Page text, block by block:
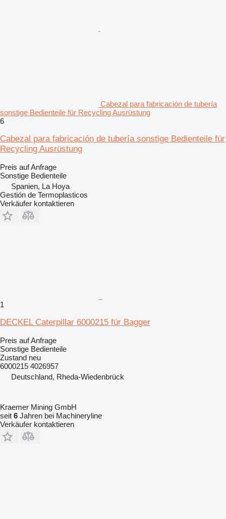
Cabezal para fabricación de tubería
sonstige Bedienteile für Recycling Ausrüstung
6
Cabezal para fabricación de tubería sonstige Bedienteile für
Recycling Ausrüstung
Preis auf Anfrage
Sonstige Bedienteile
Spanien, La Hoya
Gestión de Termoplasticos
Verkäufer kontaktieren
1
DECKEL Caterpillar 6000215 für Bagger
Preis auf Anfrage
Sonstige Bedienteile
Zustand neu
6000215 4026957
Deutschland, Rheda-Wiedenbrück
Kraemer Mining GmbH
seit 6 Jahren bei Machineryline
Verkäufer kontaktieren